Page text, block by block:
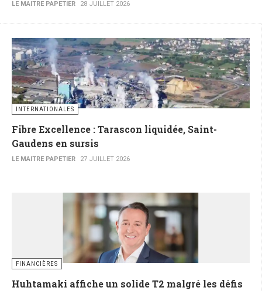
LE MAITRE PAPETIER 28 JUILLET 2026
INTERNATIONALES
Fibre Excellence : Tarascon liquidée, Saint-
Gaudens en sursis
LE MAITRE PAPETIER 27 JUILLET 2026
FINANCIÈRES
Huhtamaki affiche un solide T2 malgré les défis